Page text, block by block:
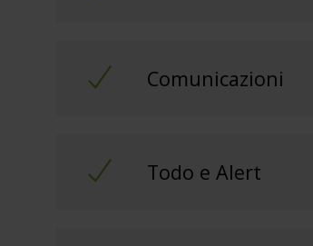
Comunicazioni
Todo e Alert